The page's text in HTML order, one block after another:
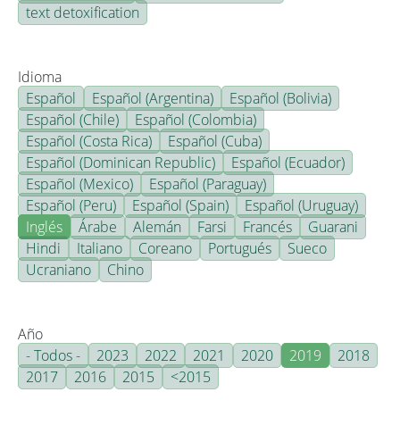
text detoxification
Idioma
Español
Español (Argentina)
Español (Bolivia)
Español (Chile)
Español (Colombia)
Español (Costa Rica)
Español (Cuba)
Español (Dominican Republic)
Español (Ecuador)
Español (Mexico)
Español (Paraguay)
Español (Peru)
Español (Spain)
Español (Uruguay)
Inglés
Árabe Alemán Farsi Francés
Guarani
Hindi
Italiano Coreano Portugués
Sueco
Ucraniano
Chino
Año
- Todos -
2023 2022 2021 2020 2019
2018
2017
2016 2015 <2015